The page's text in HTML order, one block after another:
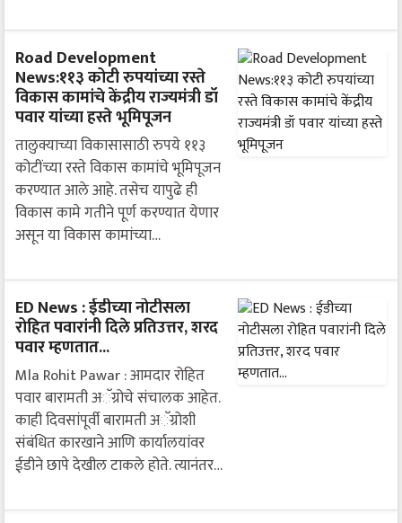
Road Development
News:११३ कोटी रुपयांच्या रस्ते
विकास कामांचे केंद्रीय राज्यमंत्री डॉ
पवार यांच्या हस्ते भूमिपूजन
तालुक्याच्या विकासासाठी रुपये ११३
कोटींच्या रस्ते विकास कामांचे भूमिपूजन
करण्यात आले आहे. तसेच यापुढे ही
विकास कामे गतीने पूर्ण करण्यात येणार
असून या विकास कामांच्या…
ED News : ईडीच्या नोटीसला
रोहित पवारांनी दिले प्रतिउत्तर, शरद
पवार म्हणतात...
Mla Rohit Pawar : आमदार रोहित
पवार बारामती अॅग्रोचे संचालक आहेत.
काही दिवसांपूर्वी बारामती अॅग्रोशी
संबंधित कारखाने आणि कार्यालयांवर
ईडीने छापे देखील टाकले होते. त्यानंतर…